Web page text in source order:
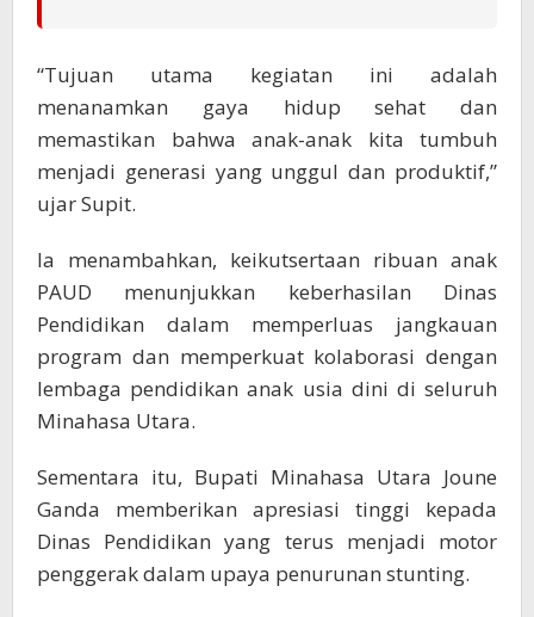
“Tujuan utama kegiatan ini adalah
menanamkan gaya hidup sehat dan
memastikan bahwa anak-anak kita tumbuh
menjadi generasi yang unggul dan produktif,”
ujar Supit.
Ia menambahkan, keikutsertaan ribuan anak
PAUD menunjukkan keberhasilan Dinas
Pendidikan dalam memperluas jangkauan
program dan memperkuat kolaborasi dengan
lembaga pendidikan anak usia dini di seluruh
Minahasa Utara.
Sementara itu, Bupati Minahasa Utara Joune
Ganda memberikan apresiasi tinggi kepada
Dinas Pendidikan yang terus menjadi motor
penggerak dalam upaya penurunan stunting.